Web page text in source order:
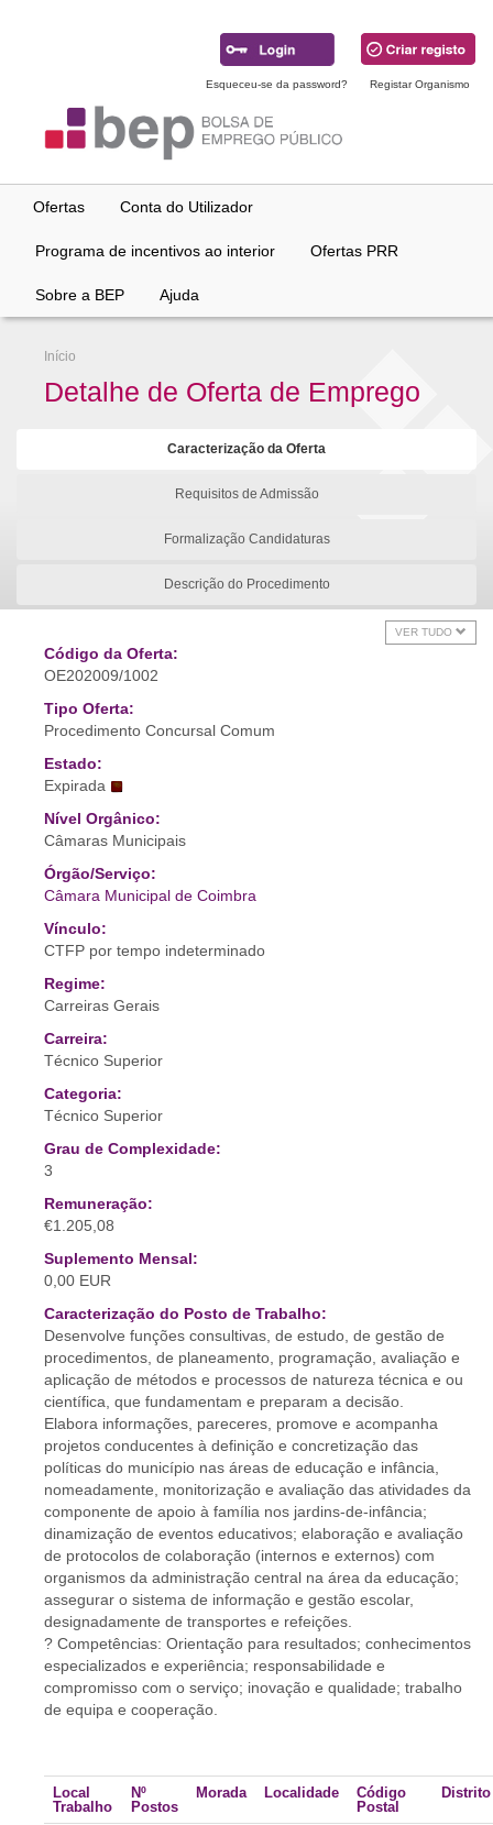
Esqueceu-se da password? Registar Organismo
Ofertas Conta do Utilizador
Programa de incentivos ao interior Ofertas PRR
Sobre a BEP Ajuda
Início
Detalhe de Oferta de Emprego
Caracterização da Oferta
Requisitos de Admissão
Formalização Candidaturas
Descrição do Procedimento
VER TUDO
Código da Oferta:
OE202009/1002
Tipo Oferta:
Procedimento Concursal Comum
Estado:
Expirada
Nível Orgânico:
Câmaras Municipais
Órgão/Serviço:
Câmara Municipal de Coimbra
Vínculo:
CTFP por tempo indeterminado
Regime:
Carreiras Gerais
Carreira:
Técnico Superior
Categoria:
Técnico Superior
Grau de Complexidade:
3
Remuneração:
€1.205,08
Suplemento Mensal:
0,00 EUR
Caracterização do Posto de Trabalho:
Desenvolve funções consultivas, de estudo, de gestão de
procedimentos, de planeamento, programação, avaliação e
aplicação de métodos e processos de natureza técnica e ou
científica, que fundamentam e preparam a decisão.
Elabora informações, pareceres, promove e acompanha
projetos conducentes à definição e concretização das
políticas do município nas áreas de educação e infância,
nomeadamente, monitorização e avaliação das atividades da
componente de apoio à família nos jardins-de-infância;
dinamização de eventos educativos; elaboração e avaliação
de protocolos de colaboração (internos e externos) com
organismos da administração central na área da educação;
assegurar o sistema de informação e gestão escolar,
designadamente de transportes e refeições.
? Competências: Orientação para resultados; conhecimentos
especializados e experiência; responsabilidade e
compromisso com o serviço; inovação e qualidade; trabalho
de equipa e cooperação.
Local
Trabalho
Nº
Postos
Morada Localidade
Código
Postal
Distrito